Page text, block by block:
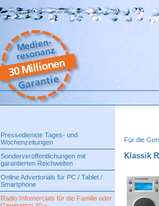
Pressedienste Tages- und
Wochenzeitungen
Sonderveröffentlichungen mit
garantierten Reichweiten
Online Advertorials für PC / Tablet /
Smartphone
Radio Infomercials für die Familie oder
Für die
Klassik